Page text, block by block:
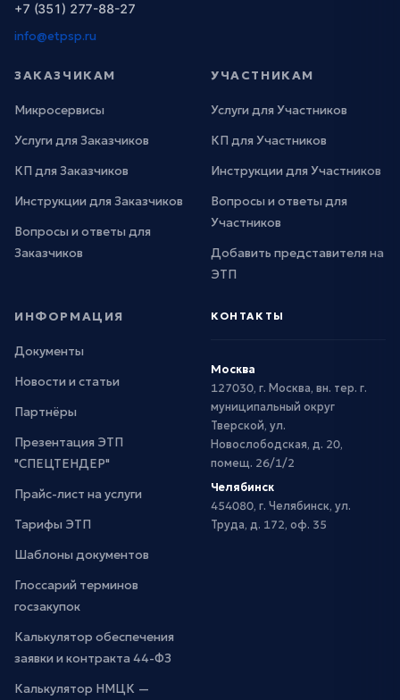
+7 (351) 277-88-27
info@etpsp.ru
ЗАКАЗЧИКАМ
Микросервисы
Услуги для Заказчиков
КП для Заказчиков
Инструкции для Заказчиков
Вопросы и ответы для
Заказчиков
УЧАСТНИКАМ
Услуги для Участников
КП для Участников
Инструкции для Участников
Вопросы и ответы для
Участников
Добавить представителя на
ЭТП
ИНФОРМАЦИЯ
Документы
Новости и статьи
Партнёры
Презентация ЭТП
"СПЕЦТЕНДЕР"
Прайс-лист на услуги
Тарифы ЭТП
Шаблоны документов
Глоссарий терминов
госзакупок
Калькулятор обеспечения
заявки и контракта 44-ФЗ
Калькулятор НМЦК —
КОНТАКТЫ
Москва
127030, г. Москва, вн. тер. г.
муниципальный округ
Тверской, ул.
Новослободская, д. 20,
помещ. 26/1/2
Челябинск
454080, г. Челябинск, ул.
Труда, д. 172, оф. 35